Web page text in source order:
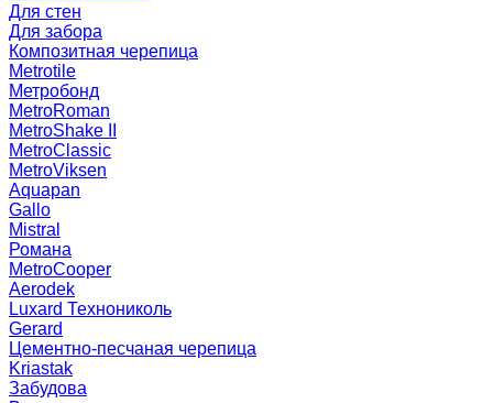
Для стен
Для забора
Композитная черепица
Metrotile
Метробонд
MetroRoman
MetroShake II
MetroClassic
MetroViksen
Aquapan
Gallo
Mistral
Романа
MetroCooper
Aerodek
Luxard Технониколь
Gerard
Цементно-песчаная черепица
Kriastak
Забудова